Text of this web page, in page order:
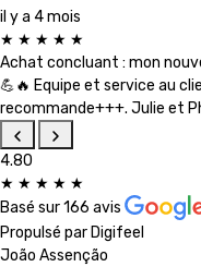
il y a 4 mois
★ ★ ★ ★ ★
Achat concluant : mon
💪🔥 Equipe et service au
recommande+++. Julie et
4.80
★ ★ ★ ★ ★
Basé sur166 avis
Propulsé par Digifeel
João Assenção